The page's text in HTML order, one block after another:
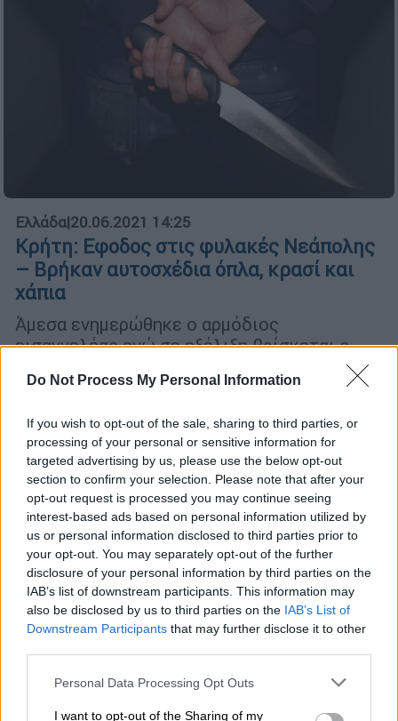
Do Not Process My Personal Information
If you wish to opt-out of the sale, sharing to third parties, or
processing of your personal or sensitive information for
targeted advertising by us, please use the below opt-out
section to confirm your selection. Please note that after your
opt-out request is processed you may continue seeing
interest-based ads based on personal information utilized by
us or personal information disclosed to third parties prior to
your opt-out. You may separately opt-out of the further
disclosure of your personal information by third parties on the
IAB’s list of downstream participants. This information may
also be disclosed by us to third parties on the IAB’s List of
Downstream Participants that may further disclose it to other
Please note that this website/app uses one or more Google
not limited to your visit or usage behaviour. You may click to
Personal Data Processing Opt Outs
I want to opt-out of the Sharing of my
Ελλάδα|20.06.2021 14:25
Κρήτη: Εφοδος στις φυλακές Νεάπολης
– Βρήκαν αυτοσχέδια όπλα, κρασί και
χάπια
Άμεσα ενημερώθηκε ο αρμόδιος
εισαγγελέας ενώ σε εξέλιξη βρίσκεται ο
ειδήσεις τώρα
Κρήτη
υπουργείο Περιβάλλοντος και
Ενέργειας
ΗΠΑ
επιστροφή
καταναλωτές
Θεόδωρος Σκυλακάκης